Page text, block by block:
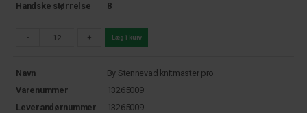
Handske størrelse
8
- + Læg i kurv
Navn
By Stennevad knitmaster pro
Varenummer
13265009
Leverandørnummer
13265009